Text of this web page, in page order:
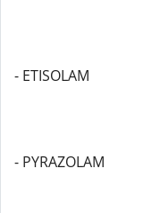
- ETISOLAM
- PYRAZOLAM